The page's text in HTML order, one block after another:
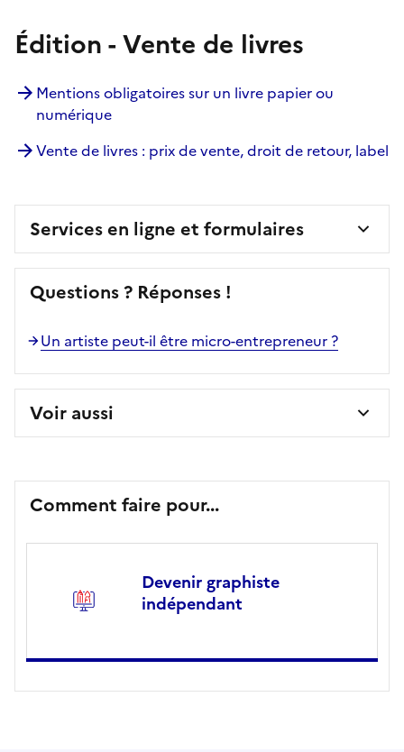
Édition - Vente de livres
Mentions obligatoires sur un livre papier ou
numérique
Vente de livres : prix de vente, droit de retour, label
Services en ligne et formulaires
Questions ? Réponses !
Un artiste peut-il être micro-entrepreneur ?
Voir aussi
Comment faire pour...
Devenir graphiste
indépendant